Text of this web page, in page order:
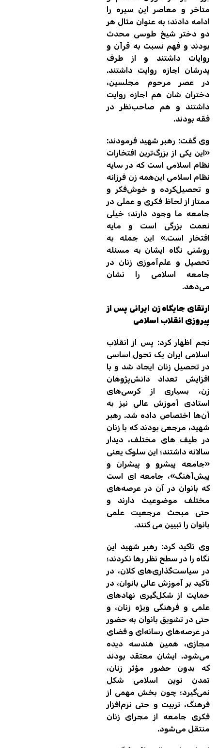
متاخر و معاصر این سیره را
ادامه دادند؛ به عنوان مثال هر
دو دختر شیخ طوسی محدث
بودند و فهم نسبت به قرآن و
روایات داشتند و از طرف
پدرشان اجازه روایت داشتند.
در عصر مرحوم مجلسین،
دختران شان هم اجازه روایت
داشتند و هم صاحب‌نظر در
فقه بودند.
وی گفت: رهبر شهید فرمودند:
«این یکی از بزرگ‌ترین افتخارات
نظام اسلامی است که در سایه‌
نظام اسلامی این‌همه زن فرزانه
و تحصیل‌کرده و خوش‌فکر و
ممتاز از لحاظ فکری و عملی در
جامعه‌ ما وجود دارند؛ خیلی
نعمت بزرگی است و مایه‌
افتخار است.» این جمله به
روشنی نگاه ایشان به مسئله‌
تحصیل و علم‌آموزی زنان در
جامعه‌ اسلامی را نشان
می‌دهد.
ارتقای جایگاه زن ایرانی پس از
پیروزی انقلاب اسلامی
نجم اظهار کرد: پس از انقلاب
اسلامی ایران یک تحول اساسی
در تحصیل زنان ایجاد شد و با
افزایش تعداد دانش‌پژوهان
زن، بسیاری از کرسی‌های
استادی آموزش عالی نیز به
آن‌ها اختصاص داده شد. رهبر
شهید، مرجعی بودند که با زنان
در طیف های مختلف، دیدار
سالانه داشتند؛ این سلوک یعنی
«جامعه‌ پیشرو و پیشران و
پیش‌آهنگ»، جامعه ای است
که بانوان در آن در عرصه‌های
مختلف موضوعیت دارند و
حتی مبحث مرجعیت علمی
بانوان را تبیین می کنند.
وی تاکید کرد: رهبر شهید این
نگاه را در سطح نظر رها نکردند؛
در سیاست‌گذاری‌های کلان، در
تأکید بر آموزش عالی بانوان، در
حمایت از شکل‌گیری نهادهای
علمی و فرهنگی ویژه زنان، و
حتی در تشویق بانوان به حضور
در عرصه‌های رسانه‌ای و فضای
مجازی، همین هندسه دیده
می‌شود. ایشان معتقد بودند
که بدون حضور مؤثر زنان،
تمدن نوین اسلامی شکل
نمی‌گیرد؛ چون بخش مهمی از
فرهنگ، تربیت و حتی نرم‌افزار
فکری جامعه از مجرای زنان
منتقل می‌شود.